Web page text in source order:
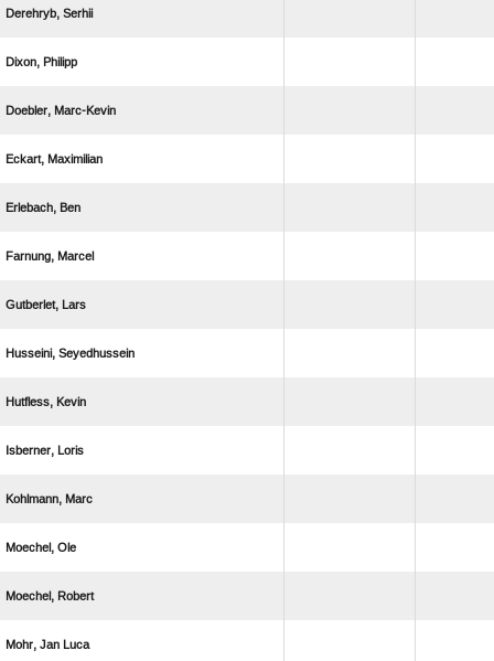
 
 
 
 
 
 
 
 
 
 
 
 
 
  